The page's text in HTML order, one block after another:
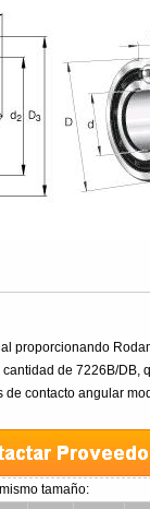
proporcionando
de 7226B/DB,
contacto angular
tamaño: